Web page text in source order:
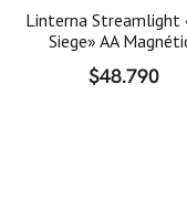
Linterna Streamlight
Siege» AA
$48.790